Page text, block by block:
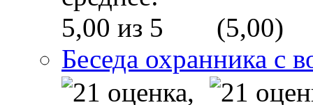
(5,00)
Беседа охранника с